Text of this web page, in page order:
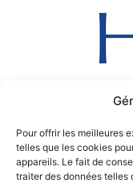
Pour offrir les meilleures
telles que les cookies
appareils. Le fait de
traiter des données telles